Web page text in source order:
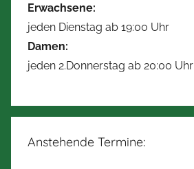
Erwachsene:
jeden Dienstag ab 19:00 Uhr
Damen:
jeden 2.Donnerstag ab 20:00 Uhr
Anstehende Termine: